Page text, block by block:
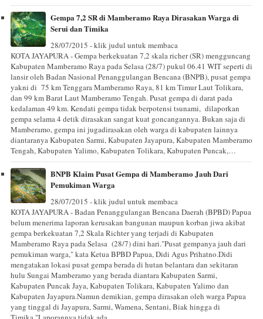
Gempa 7,2 SR di Mamberamo Raya Dirasakan Warga di
Serui dan Timika
28/07/2015 - klik judul untuk membaca
KOTA JAYAPURA - Gempa berkekuatan 7,2 skala richer (SR) mengguncang
Kabupaten Mamberamo Raya pada Selasa (28/7) pukul 06.41 WIT seperti di
lansir oleh Badan Nasional Penanggulangan Bencana (BNPB), pusat gempa
yakni di 75 km Tenggara Mamberamo Raya, 81 km Timur Laut Tolikara,
dan 99 km Barat Laut Mamberamo Tengah. Pusat gempa di darat pada
kedalaman 49 km. Kendati gempa tidak berpotensi tsunami, dilaporkan
gempa selama 4 detik dirasakan sangat kuat goncangannya. Bukan saja di
Mamberamo, gempa ini jugadirasakan oleh warga di kabupaten lainnya
diantaranya Kabupaten Sarmi, Kabupaten Jayapura, Kabupaten Mamberamo
Tengah, Kabupaten Yalimo, Kabupaten Tolikara, Kabupaten Puncak,…
BNPB Klaim Pusat Gempa di Mamberamo Jauh Dari
Pemukiman Warga
28/07/2015 - klik judul untuk membaca
KOTA JAYAPURA - Badan Penanggulangan Bencana Daerah (BPBD) Papua
belum menerima laporan kerusakan bangunan maupun korban jiwa akibat
gempa berkekuatan 7,2 Skala Richter yang terjadi di Kabupaten
Mamberamo Raya pada Selasa (28/7) dini hari."Pusat gempanya jauh dari
pemukiman warga," kata Ketua BPBD Papua, Didi Agus Prihatno.Didi
mengatakan lokasi pusat gempa berada di hutan belantara dan sekitaran
hulu Sungai Mamberamo yang berada diantara Kabupaten Sarmi,
Kabupaten Puncak Jaya, Kabupaten Tolikara, Kabupaten Yalimo dan
Kabupaten Jayapura.Namun demikian, gempa dirasakan oleh warga Papua
yang tinggal di Jayapura, Sarmi, Wamena, Sentani, Biak hingga di